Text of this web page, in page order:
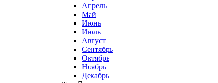
Апрель
Май
Июнь
Июль
Август
Сентябрь
Октябрь
Ноябрь
Декабрь